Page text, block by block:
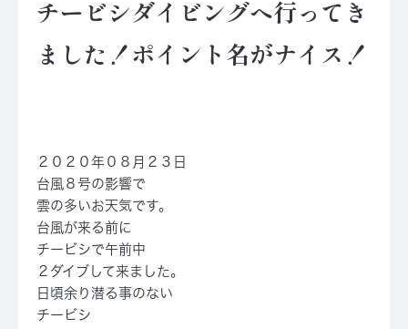
チービシダイビングへ行ってき
ました！ポイント名がナイス！
２０２０年０８月２３日
台風８号の影響で
雲の多いお天気です。
台風が来る前に
チービシで午前中
２ダイブして来ました。
日頃余り潜る事のない
チービシ